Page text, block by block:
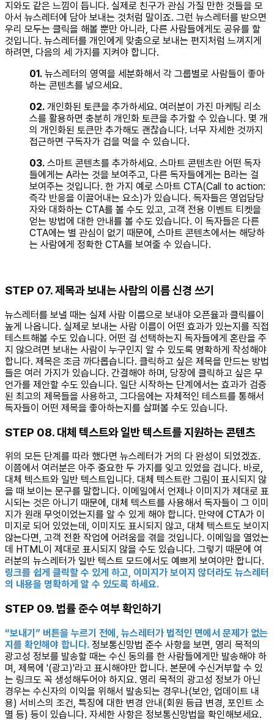
지와도 같은 느낌이 듭니다. 실제로 친구가 관심 가질 만한 것들을 모
아서 뉴스레터에 담아 보내는 것처럼 말이죠. 그런 뉴스레터를 받으면
우리 모두는 클릭을 해볼 뿐만 아니라, 다른 사람들에게도 공유를 할
것입니다. 뉴스레터를 개인에게 맞춤으로 보내는 편지처럼 느껴지게
하려면, 다음의 세 가지를 지켜야 합니다.
01. 뉴스레터의 영역을 세분화해서 각 그룹별로 사람들이 좋아
하는 콘텐츠를 넣으세요.​
02. 개인화된 토큰을 추가하세요. 여러분이 가진 마케팅 리소
스를 활용하면 충분히 개인화 토큰을 추가할 수 있습니다. 몇 개
의 개인화된 토큰만 추가해도 괜찮습니다. 너무 자세한 것까지
접근하면 구독자가 겁을 먹을 수 있습니다.​
03. 스마트 콘텐츠를 추가하세요. 스마트 콘텐츠란 어떤 독자
들에게는 A라는 것을 보여주고, 다른 독자들에게는 B라는 걸
보여주는 것입니다. 한 가지 예로 스마트 CTA(Call to action:
즉각 반응을 이끌어내는 요소)가 있습니다. 독자들은 영업담당
자와 대화하는 CTA를 볼 수도 있고, 고객 전용 이벤트 티켓을
얻는 방법에 대한 안내를 볼 수도 있습니다. 이 독자들은 다른
CTA에는 별 관심이 없기 때문에, 스마트 콘텐츠에서는 해당하
는 사람에게 정확한 CTA를 보여줄 수 있습니다.
STEP 07. 제목과 보내는 사람의 이름 신경 쓰기
뉴스레터를 보낼 때는 실제 사람 이름으로 보내야 오픈율과 클릭률이
높게 나옵니다. 실제로 보내는 사람 이름이 어떤 효과가 있는지를 직접
테스트해볼 수도 있습니다. 어떤 걸 선택하는지 독자들에게 혼란을 주
지 않으려면 보내는 사람이 누구인지 알 수 있도록 명확하게 작성해야
합니다. 제목은 조금 까다롭습니다. 클릭하고 싶은 제목을 만드는 방법
들은 여러 가지가 있습니다. 간결해야 하며, 당장에 클릭하고 싶은 무
언가를 제안할 수도 있습니다. 일단 시작하는 단계에서는 효과가 검증
된 최고의 제목들을 사용하고, 그다음에는 자체적인 테스트를 통해서
독자들이 어떤 제목을 좋아하는지를 살펴볼 수도 있습니다.
STEP 08. 대체 텍스트와 일반 텍스트를 지원하는 콘텐츠
위의 모든 단계를 따라 했다면 뉴스레터가 거의 다 완성이 되었겠죠.
이쯤에서 여러분은 아주 중요한 두 가지를 잊고 있었을 겁니다. 바로,
대체 텍스트와 일반 텍스트입니다. 대체 텍스트란 그림이 표시되지 않
을 때 보이는 문구를 말합니다. 이메일에서 언제나 이미지가 제대로 표
시되는 것은 아니기 때문에, 대체 텍스트를 사용해서 독자들이 그 이미
지가 원래 무엇이었는지를 알 수 있게 해야 합니다. 만약에 CTA가 이
미지로 되어 있었는데, 이미지도 표시되지 않고, 대체 텍스트도 보이지
않는다면, 고객 전환 작업에 어려움을 겪을 것입니다. 이메일을 열었는
데 HTML이 제대로 표시되지 않을 수도 있습니다. 그렇기 때문에 여
러분의 뉴스레터가 일반 텍스트 모드에서도 예쁘게 보여야만 합니다.
링크를 쉽게 클릭할 수 있게 하고, 이미지가 보이지 않더라도 뉴스레터
의 내용을 명확하게 알 수 있도록 하세요.
STEP 09. 법률 준수 여부 확인하기
“보내기” 버튼을 누르기 전에, 뉴스레터가 법적인 면에서 문제가 없는
지를 확인해야 합니다. 정보통신망법 준수 사항을 보면, 영리 목적의
광고성 정보를 발송할 때는 수신 동의를 한 사람들에게만 발송해야 하
며, 제목에 '(광고)'라고 표시해야만 합니다. 본문에 수신거부할 수 있
는 링크도 꼭 생성해두어야 하지요. 영리 목적의 광고성 정보가 아닌
경우는 수신자의 이익을 위해서 발송되는 경우나(보안, 업데이트 내
용) 서비스의 조건, 특징에 대한 변경 안내(회원 등급 변경, 포인트 소
멸 등) 등이 있습니다. 자세한 사항은 정보통신망법을 확인해보세요.